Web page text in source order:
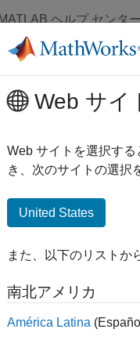
MATLAB ヘルプ センター
File Exchange
Last
ード
Web サイ
Web サイトを選択す
き、次のサイトの選択
United States
また、以下のリストか
南北アメリカ
América Latina